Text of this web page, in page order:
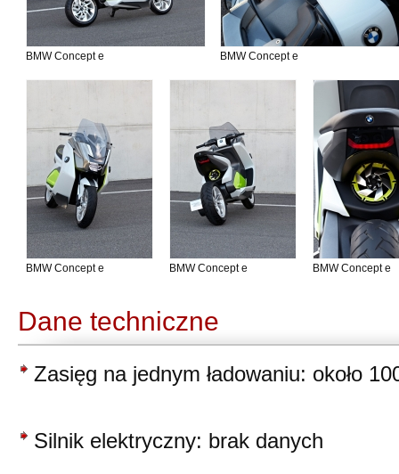
BMW Concept e BMW Concept e
BMW Concept e BMW Concept e BMW Concept e
Dane techniczne
Zasięg na jednym ładowaniu: około
Silnik elektryczny: brak danych